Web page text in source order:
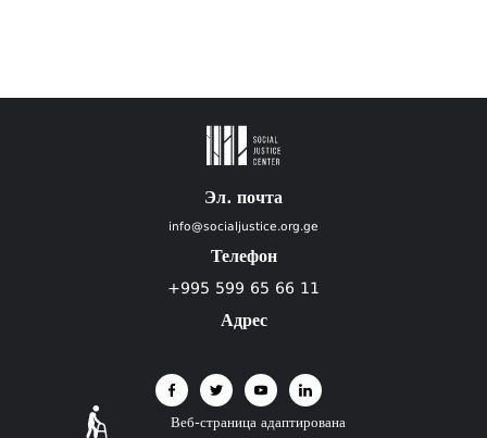
Эл. почта
info@socialjustice.org.ge
Телефон
+995 599 65 66 11
Адрес
Веб-страница адаптирована